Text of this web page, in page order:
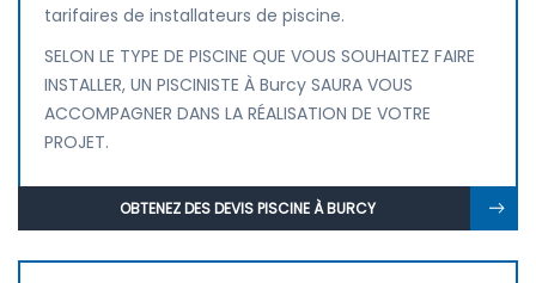
tarifaires de installateurs de piscine.
SELON LE TYPE DE PISCINE QUE VOUS SOUHAITEZ FAIRE
INSTALLER, UN PISCINISTE À Burcy SAURA VOUS
ACCOMPAGNER DANS LA RÉALISATION DE VOTRE
PROJET.
OBTENEZ DES DEVIS PISCINE À BURCY